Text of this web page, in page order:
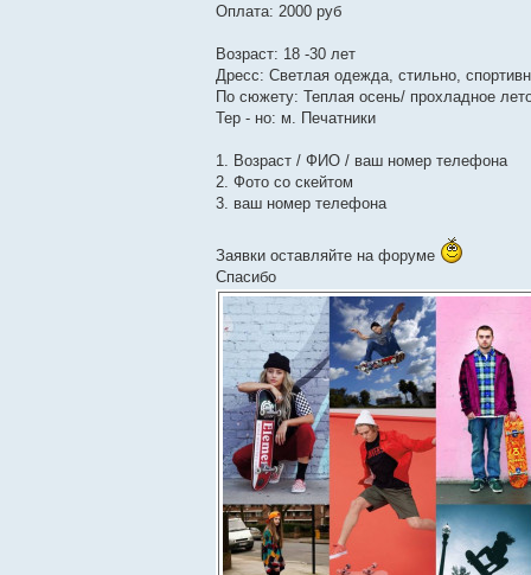
и
Оплата: 2000 руб
Возраст: 18 -30 лет
Дресс: Светлая одежда, стильно,
По сюжету: Теплая осень/ прохладное
Тер - но: м. Печатники
1. Возраст / ФИО / ваш номер телефона
2. Фото со скейтом
3. ваш номер телефона
Заявки оставляйте на форуме
Спасибо